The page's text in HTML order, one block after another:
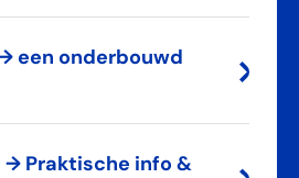
een onderbouwd
→ Praktische info &